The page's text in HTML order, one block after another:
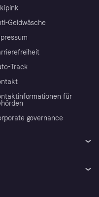
Geldwäsche
Track
für
governance